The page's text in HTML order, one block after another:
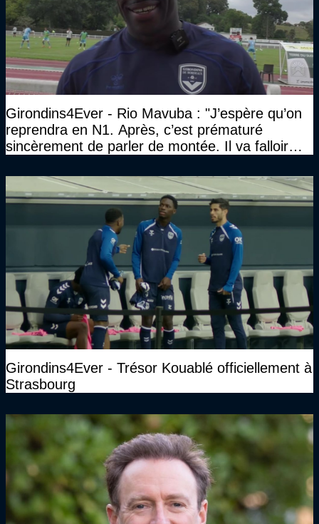
Girondins4Ever - Rio Mavuba : "J’espère qu’on
reprendra en N1. Après, c’est prématuré
sincèrement de parler de montée. Il va falloir
Girondins4Ever - Trésor Kouablé officiellement à
Strasbourg